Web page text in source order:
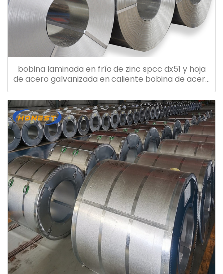
bobina laminada en frío de zinc spcc dx51 y hoja
de acero galvanizada en caliente bobina de acero
galvanizado